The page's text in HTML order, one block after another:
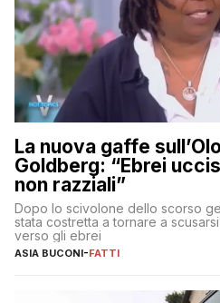
La nuova gaffe
Goldberg: “Ebrei
non razziali”
Dopo lo scivolone dello scorso
stata costretta a tornare a
verso gli ebrei
ASIA BUCONI-FATTI